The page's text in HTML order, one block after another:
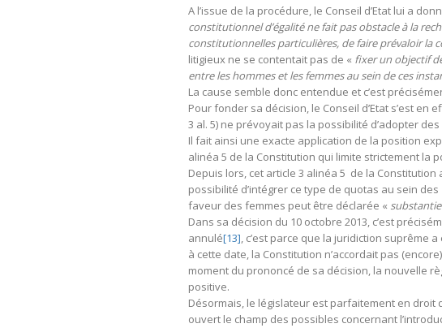
A l’issue de la procédure, le Conseil d’Etat lui a
constitutionnel d’égalité ne fait pas obstacle à la
constitutionnelles particulières, de faire prévaloir la
litigieux ne se contentait pas de « fixer un objectif
entre les hommes et les femmes au sein de ces
La cause semble donc entendue et c’est
Pour fonder sa décision, le Conseil d’Etat s’est
3 al. 5) ne prévoyait pas la possibilité d’adopter
Il fait ainsi une exacte application de la position
alinéa 5 de la Constitution qui limite strictement la
Depuis lors, cet article 3 alinéa 5 de la
possibilité d’intégrer ce type de quotas au sein des
faveur des femmes peut être déclarée «
Dans sa décision du 10 octobre 2013, c’est
annulé[13], c’est parce que la juridiction suprême
à cette date, la Constitution n’accordait pas
moment du prononcé de sa décision, la nouvelle
positive.
Désormais, le législateur est parfaitement en
ouvert le champ des possibles concernant